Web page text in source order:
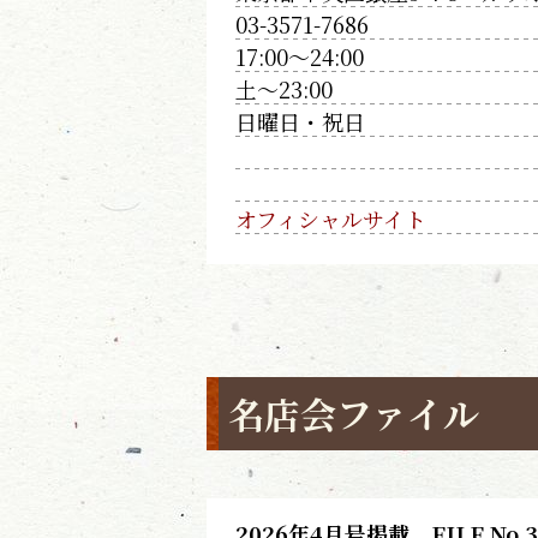
03-3571-7686
17:00～24:00
土～23:00
日曜日・祝日
オフィシャルサイト
名店会ファイル